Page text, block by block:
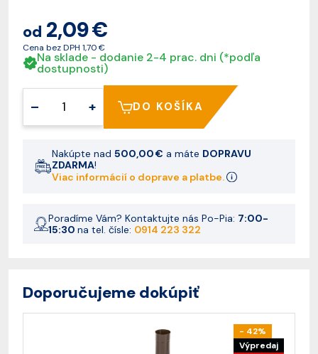
od 2,09 €
Cena bez DPH 1,70 €
Na sklade - dodanie 2-4 prac. dni (*podľa
dostupnosti)
– + DO KOŠÍKA
Nakúpte nad 500,00 € a máte DOPRAVU
ZDARMA!
Viac informácií o doprave a platbe.
Poradíme Vám? Kontaktujte nás Po-Pia: 7:00-
15:30 na tel. čísle: 0914 223 322
Doporučujeme dokúpiť
- 42%
Výpredaj